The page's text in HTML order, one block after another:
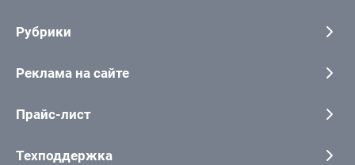
Рубрики
Реклама на сайте
Прайс-лист
Техподдержка